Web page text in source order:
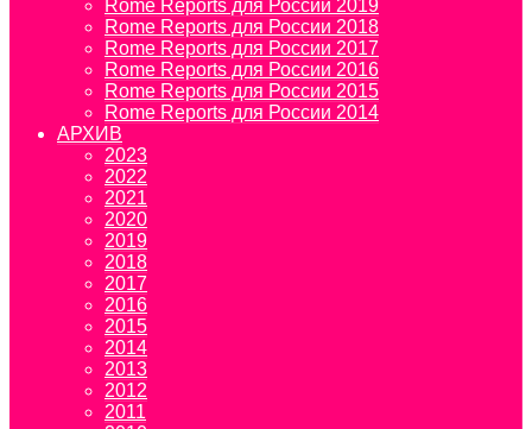
Rome Reports для России 2019
Rome Reports для России 2018
Rome Reports для России 2017
Rome Reports для России 2016
Rome Reports для России 2015
Rome Reports для России 2014
АРХИВ
2023
2022
2021
2020
2019
2018
2017
2016
2015
2014
2013
2012
2011